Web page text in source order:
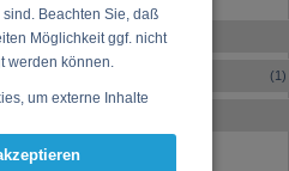
Beachten Sie, daß
Möglichkeit ggf. nicht
werden können.
um externe Inhalte
Medien anbieten zu
(1)